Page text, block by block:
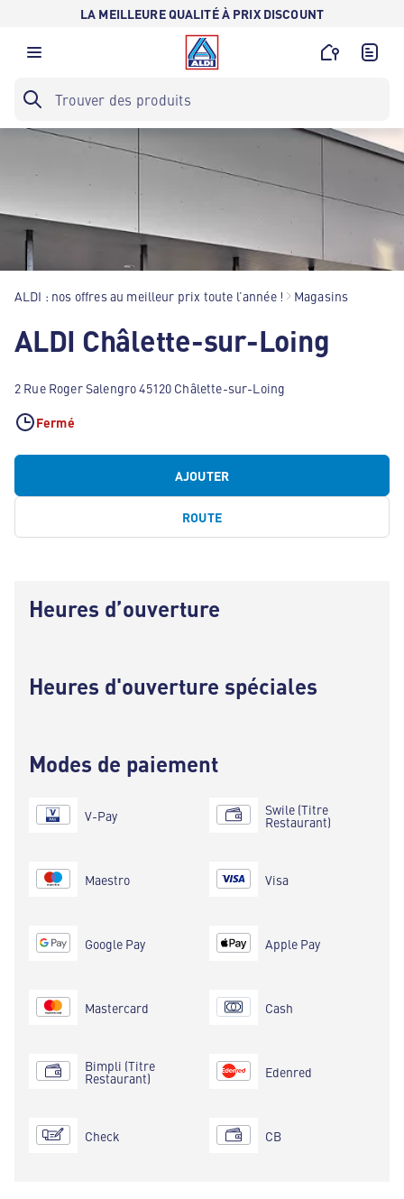
LA MEILLEURE QUALITÉ À PRIX DISCOUNT
ALDI : nos offres au meilleur prix toute l’année ! Magasins
ALDI Châlette-sur-Loing
2 Rue Roger Salengro 45120 Châlette-sur-Loing
Fermé
AJOUTER
ROUTE
Heures d’ouverture
Heures d'ouverture spéciales
Modes de paiement
V-Pay
Maestro
Google Pay
Mastercard
Bimpli (Titre
Restaurant)
Check
Swile (Titre
Restaurant)
Visa
Apple Pay
Cash
Edenred
CB